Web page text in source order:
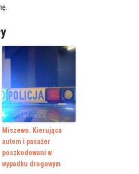
Miszewo. Kierująca
autem i pasażer
poszkodowani w
wypadku drogowym